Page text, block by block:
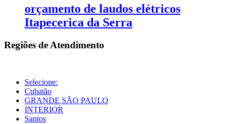
orçamento de laudos elétricos
Itapecerica da Serra
Regiões de Atendimento
Selecione:
Cubatão
GRANDE SÃO PAULO
INTERIOR
Santos